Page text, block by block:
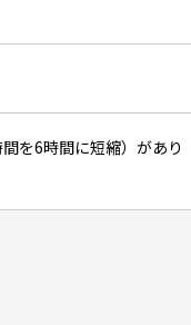
を6時間に短縮）があり